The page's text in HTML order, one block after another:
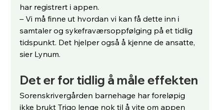
har registrert i appen.
– Vi må finne ut hvordan vi kan få dette inn i
samtaler og sykefraværsoppfølging på et tidlig
tidspunkt. Det hjelper også å kjenne de ansatte,
sier Lynum.
Det er for tidlig å måle effekten
Sorenskrivergården barnehage har foreløpig
ikke brukt Trigo lenge nok til å vite om appen